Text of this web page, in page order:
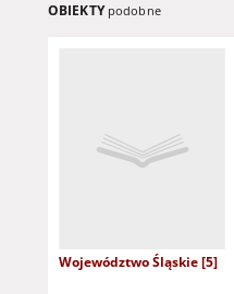
OBIEKTY podobne
Województwo Śląskie [5]